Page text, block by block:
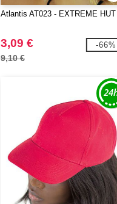
Atlantis AT023 - EXTREME HUT
3,09 €
9,10 €
-66%